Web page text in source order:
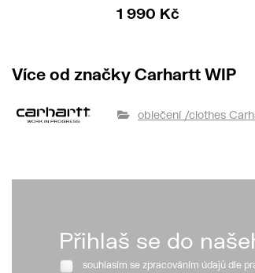
1 990 Kč
Více od značky Carhartt WIP
oblečení /clothes
Přihlaš se do
souhlasím se zpracováním údajů dle